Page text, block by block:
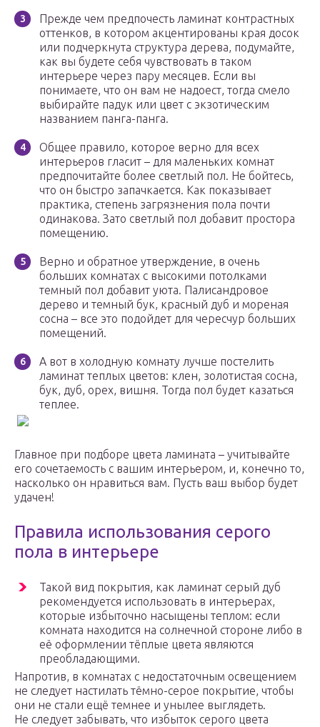
Прежде чем предпочесть ламинат контрастных
оттенков, в котором акцентированы края досок
или подчеркнута структура дерева, подумайте,
как вы будете себя чувствовать в таком
интерьере через пару месяцев. Если вы
понимаете, что он вам не надоест, тогда смело
выбирайте падук или цвет с экзотическим
названием панга-панга.
Общее правило, которое верно для всех
интерьеров гласит – для маленьких комнат
предпочитайте более светлый пол. Не бойтесь,
что он быстро запачкается. Как показывает
практика, степень загрязнения пола почти
одинакова. Зато светлый пол добавит простора
помещению.
Верно и обратное утверждение, в очень
больших комнатах с высокими потолками
темный пол добавит уюта. Палисандровое
дерево и темный бук, красный дуб и мореная
сосна – все это подойдет для чересчур больших
помещений.
А вот в холодную комнату лучше постелить
ламинат теплых цветов: клен, золотистая сосна,
бук, дуб, орех, вишня. Тогда пол будет казаться
теплее.
Главное при подборе цвета ламината – учитывайте
его сочетаемость с вашим интерьером, и, конечно то,
насколько он нравиться вам. Пусть ваш выбор будет
удачен!
Правила использования серого
пола в интерьере
Такой вид покрытия, как ламинат серый дуб
рекомендуется использовать в интерьерах,
которые избыточно насыщены теплом: если
комната находится на солнечной стороне либо в
её оформлении тёплые цвета являются
преобладающими.
Напротив, в комнатах с недостаточным освещением
не следует настилать тёмно-серое покрытие, чтобы
они не стали ещё темнее и унылее выглядеть.
Не следует забывать, что избыток серого цвета